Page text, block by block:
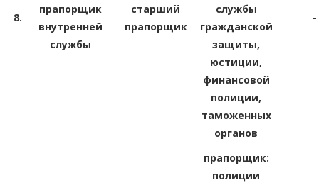
8.
прапорщик
внутренней
службы
старший
прапорщик
службы
гражданской
защиты,
юстиции,
финансовой
полиции,
таможенных
органов
-
прапорщик:
полиции